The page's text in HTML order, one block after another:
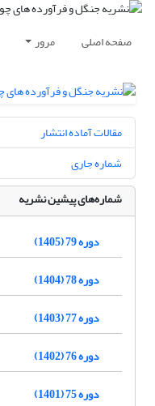
صفحه اصلی مرور
مقالات آماده انتشار
شماره جاری
شماره‌های پیشین نشریه
دوره 79 (1405)
دوره 78 (1404)
دوره 77 (1403)
دوره 76 (1402)
دوره 75 (1401)